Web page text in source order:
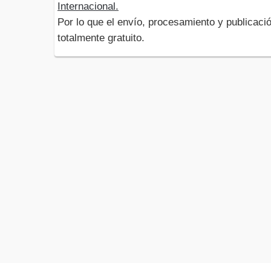
Internacional.
Por lo que el envío, procesamiento y
totalmente gratuito.